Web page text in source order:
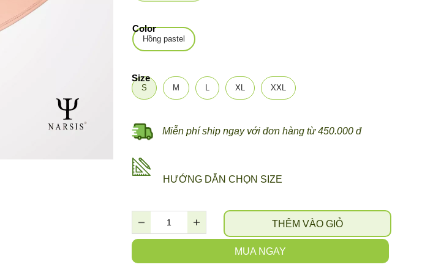
S M L XL XXL
Size
Hồng pastel
Color
MUA NGAY
THÊM VÀO GIỎ
HƯỚNG DẪN CHỌN SIZE
Miễn phí ship ngay với đơn hàng từ 450.000 đ